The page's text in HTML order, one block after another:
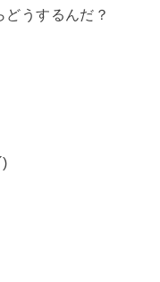
うするんだ？